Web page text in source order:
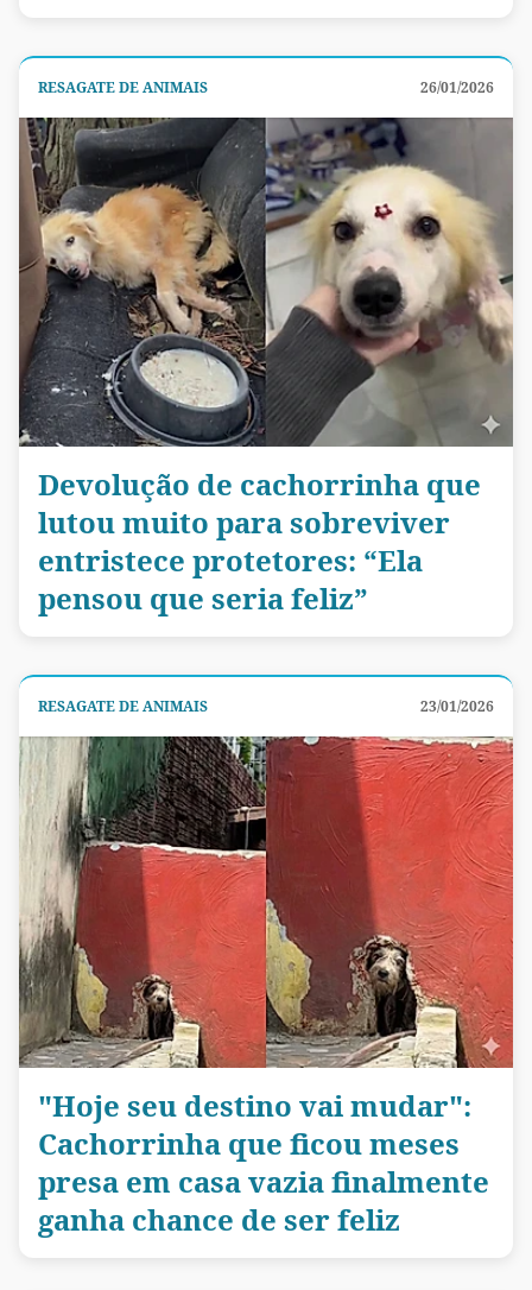
RESAGATE DE ANIMAIS 26/01/2026
Devolução de cachorrinha que
lutou muito para sobreviver
entristece protetores: “Ela
pensou que seria feliz”
RESAGATE DE ANIMAIS 23/01/2026
"Hoje seu destino vai mudar":
Cachorrinha que ficou meses
presa em casa vazia finalmente
ganha chance de ser feliz